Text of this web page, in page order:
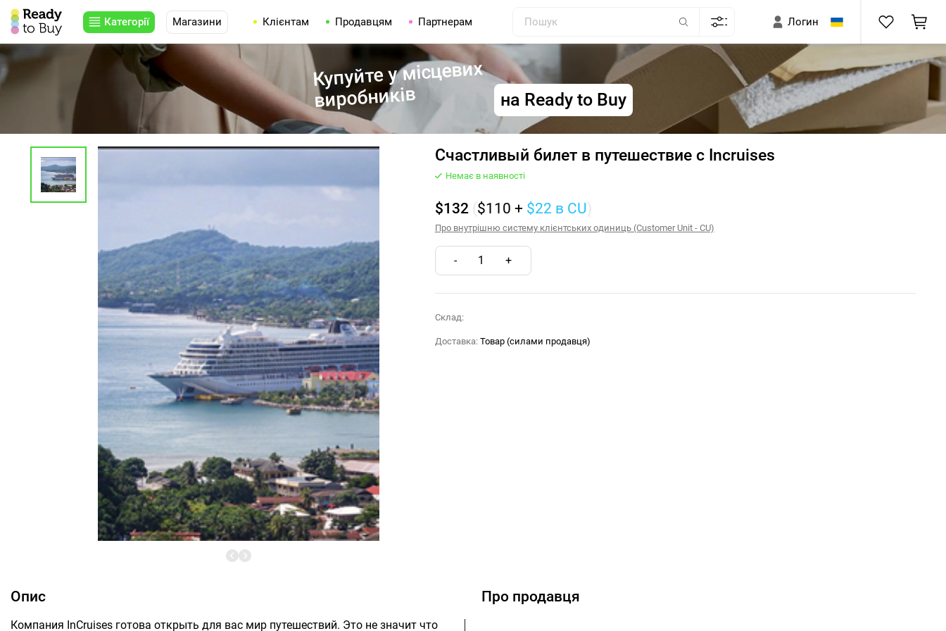
Категорії Магазини Клієнтам Продавцям Партнерам Логин
Купуйте у місцевих
виробників на Ready to Buy
Счастливый билет в путешествие с Incruises
Немає в наявності
$132 ($110 + $22 в CU)
Про внутрішню систему клієнтських одиниць (Customer Unit - CU)
- 1 +
Склад:
Доставка: Товар (силами продавця)
Опис
Компания InCruises готова открыть для вас мир путешествий. Это не значит что
Про продавця